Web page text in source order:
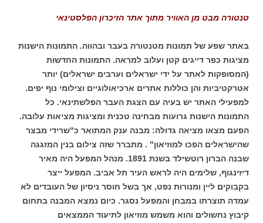
טנטורה מבט מן האוויר מתוך אתר הזיכרון הפלסטינאי
באתר שפע של תמונות מטנטורה בעבר ובהווה. התמונות הישנות
מציגות כפר דייגים קטן ועלוב למראה. התמונות החדשות
(המסופקות לאתר על ידי ישראלים וערבים ישראלים) יותר
אטרקטיביות והן כוללות אתרים ארכיאולוגיים וצילומי נוף יפים.
למפעילי האתר יש בעיה עם הצגת העבר הפלשתינאי. כל
התמונות הישנות גרועות מבחינה טכנית ומציגות מציאות עלובה.
הפעם מצאו מציאה גדולה: מבנה ענק המתואר כ"שרידי מבצר
שהישראלים הפכו למוזיאון" . מתברר שזה צילום בנין המזגגה
שבנה הברון רוטשילד בשנת 1891. מנהל המפעל היה מאיר
דיזינגוף, שלימים היה לראש העיר תל אביב. המפעל ייצר
בקבוקים ליין ומנורות נפט, אך בשל חוסר ניסיון של העובדים לא
עמדה תוצרתו במבחן והמפעל נסגר. כיום נמצא המבנה בתחום
קיבוץ נחשולים והוא משמש מוזיאון לתיעוד הממצאים